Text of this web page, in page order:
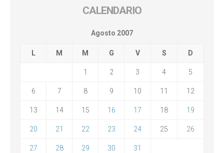
CALENDARIO
Agosto 2007
L M M G V S D
1 2 3 4 5
6 7 8 9 10 11 12
13 14 15 16 17 18 19
20 21 22 23 24 25 26
27 28 29 30 31